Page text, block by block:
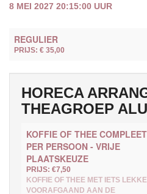
8 MEI 2027 20:15:00 UUR
REGULIER
PRIJS: € 35,00
HORECA
THEAGROEP
KOFFIE OF THEE
PER PERSOON - VRIJE
PLAATSKEUZE
PRIJS: €7,50
KOFFIE OF THEE MET IETS
VOORAFGAAND AAN DE